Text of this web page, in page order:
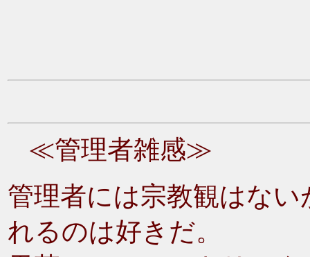
≪管理者雑感≫
管理者には宗教観はな
れるのは好きだ。